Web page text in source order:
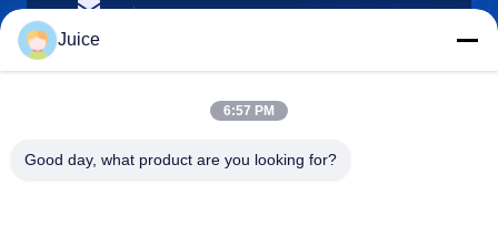
E-mailen
Telefoon
Juice
6:57 PM
Good day, what product are you looking for?